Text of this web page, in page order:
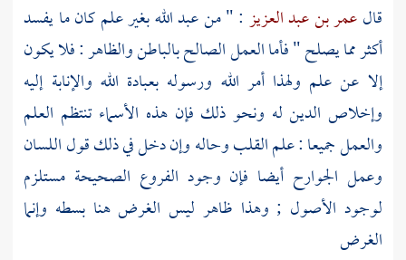
قالعمر بن عبد العزيز : " من عبد الله بغير علم كان ما يفسد
أكثر مما يصلح " فأما العمل الصالح بالباطن والظاهر : فلا يكون
إلا عن علم ولهذا أمر الله ورسوله بعبادة الله والإنابة إليه
وإخلاص الدين له ونحو ذلك فإن هذه الأسماء تنتظم العلم
والعمل جميعا : علم القلب وحاله وإن دخل في ذلك قول اللسان
وعمل الجوارح أيضا فإن وجود الفروع الصحيحة مستلزم
لوجود الأصول ; وهذا ظاهر ليس الغرض هنا بسطه وإنما
الغرض